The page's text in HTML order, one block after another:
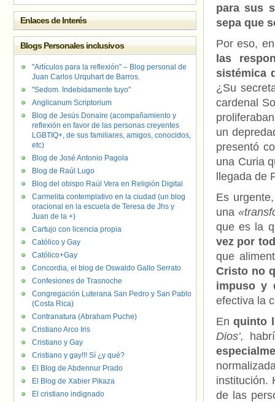
para sus
sepa que
Por eso,
las
sistémica
¿Su
cardenal
un
presentó
una Curia
llegada de
Es
una
que es la
vez por
que
Cristo no
impuso y
efectiva la
En quinto
Dios’,
institución.
de las
Enlaces de Interés
Blogs Personales inclusivos
"Artículos para la reflexión" – Blog personal de
Juan Carlos Urquhart de Barros.
"Sedom. Indebidamente tuyo"
Anglicanum Scriptorium
Blog de Jesús Donaire (acompañamiento y
reflexión en favor de las personas creyentes
LGBTIQ+, de sus familiares, amigos, conocidos,
etc)
Blog de José Antonio Pagola
Blog de Raúl Lugo
Blog del obispo Raúl Vera en Religión Digital
Carmelita contemplativo en la ciudad (un blog
oracional en la escuela de Teresa de Jhs y
Juan de la +)
Cartujo con licencia propia
Católico y Gay
Católico+Gay
Concordia, el blog de Oswaldo Gallo Serrato
Confesiones de Trasnoche
Congregación Luterana San Pedro y San Pablo
(Costa Rica)
Contranatura (Abraham Puche)
Cristiano Arco Iris
Cristiano y Gay
Cristiano y gay!!! Sí ¿y qué?
El Blog de Abdennur Prado
El Blog de Xabier Pikaza
El cristiano indignado